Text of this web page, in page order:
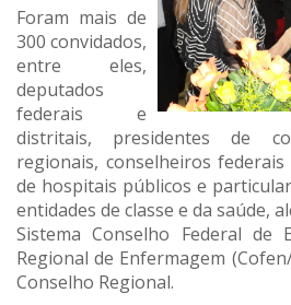
Foram mais de
300 convidados,
entre eles,
deputados
federais e
distritais, presidentes de
regionais, conselheiros
de hospitais públicos e
entidades de classe e da saúde,
Sistema Conselho Federal de
Regional de Enfermagem
Conselho Regional.